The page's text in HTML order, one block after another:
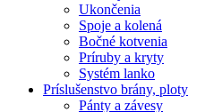
Ukončenia
Spoje a kolená
Bočné kotvenia
Príruby a kryty
Systém lanko
Príslušenstvo brány, ploty
Pánty a závesy